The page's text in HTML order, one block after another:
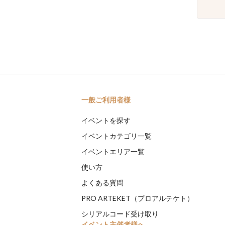
一般ご利用者様
イベントを探す
イベントカテゴリ一覧
イベントエリア一覧
使い方
よくある質問
PRO ARTEKET（プロアルテケト）
シリアルコード受け取り